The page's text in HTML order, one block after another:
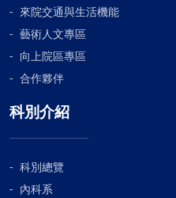
來院交通與生活機能
藝術人文專區
向上院區專區
合作夥伴
科別介紹
科別總覽
內科系